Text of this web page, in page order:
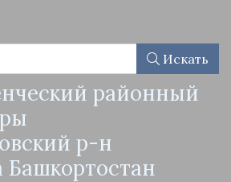
Искать
районный
р-н
Башкортостан